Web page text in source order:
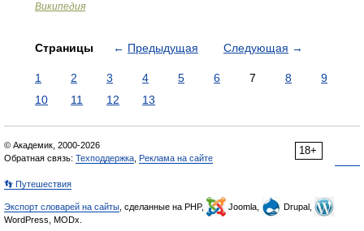
Википедия
Страницы ← Предыдущая Следующая →
1 2 3 4 5 6 7 8
9
10
11 12 13
18+
© Академик, 2000-2026
Обратная связь: Техподдержка Реклама на сайте
👣 Путешествия
Экспорт словарей на сайты , сделанные на PHP, Joomla,
Drupal,
WordPress, MODx.